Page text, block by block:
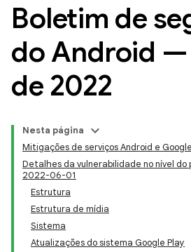
Boletim de
do Android
de 2022
Nesta página
Mitigações de serviços Android e Google
Detalhes da vulnerabilidade no nível
2022-06-01
Estrutura
Estrutura de mídia
Sistema
Atualizações do sistema Google Play